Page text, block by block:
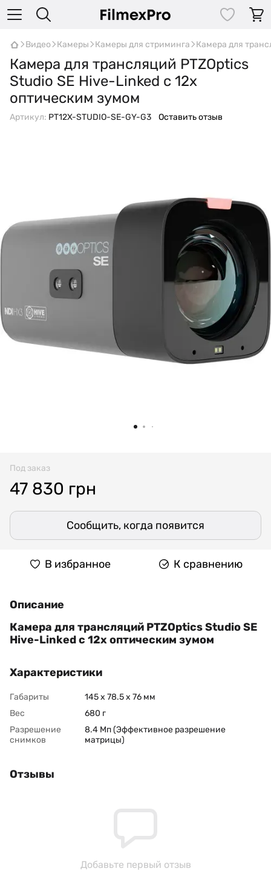
Видео Камеры Камеры для стриминга Камера для
Камера для трансляций PTZOptics
Studio SE Hive-Linked с 12x
оптическим зумом
Артикул: PT12X-STUDIO-SE-GY-G3 Оставить отзыв
Под заказ
47 830 грн
Сообщить, когда появится
В избранное К сравнению
Описание
Камера для трансляций PTZOptics Studio SE
Hive-Linked с 12x оптическим зумом
Характеристики
Габариты
145 x 78.5 x 76 мм
Вес
680 г
Разрешение
снимков
8.4 Мп (Эффективное разрешение
матрицы)
Отзывы
Добавьте первый отзыв